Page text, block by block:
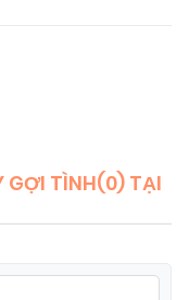
GỢI TÌNH(0) TẠI